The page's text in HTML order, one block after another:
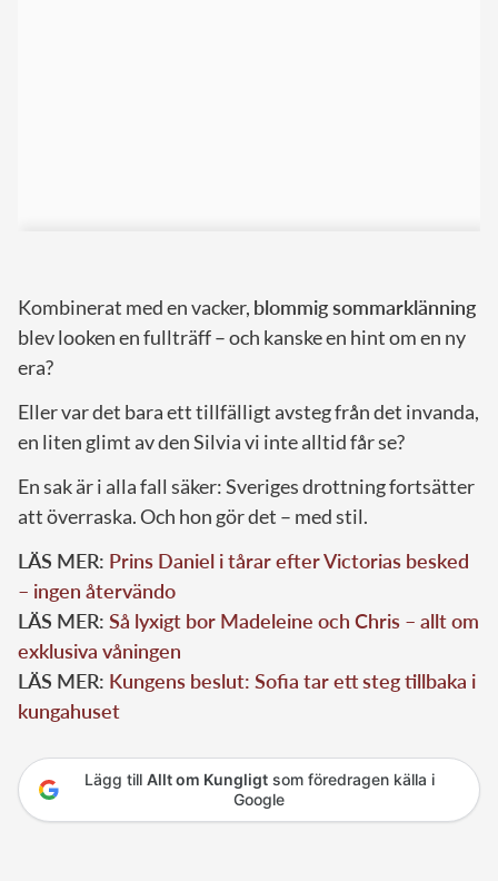
Kombinerat med en vacker, blommig sommarklänning
blev looken en fullträff – och kanske en hint om en ny
era?
Eller var det bara ett tillfälligt avsteg från det invanda,
en liten glimt av den Silvia vi inte alltid får se?
En sak är i alla fall säker: Sveriges drottning fortsätter
att överraska. Och hon gör det – med stil.
LÄS MER: Prins Daniel i tårar efter Victorias besked
– ingen återvändo
LÄS MER: Så lyxigt bor Madeleine och Chris – allt om
exklusiva våningen
LÄS MER: Kungens beslut: Sofia tar ett steg tillbaka i
kungahuset
Lägg till Allt om Kungligtsom föredragen källa i
Google